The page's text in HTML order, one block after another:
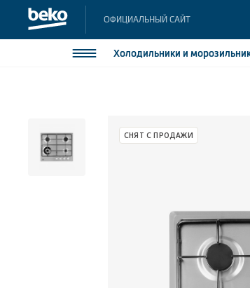
ОФИЦИАЛЬНЫЙ САЙТ
Холодильники и
Стиральные и сушильные машины
Посудомоечные машины
СНЯТ С ПРОДАЖИ